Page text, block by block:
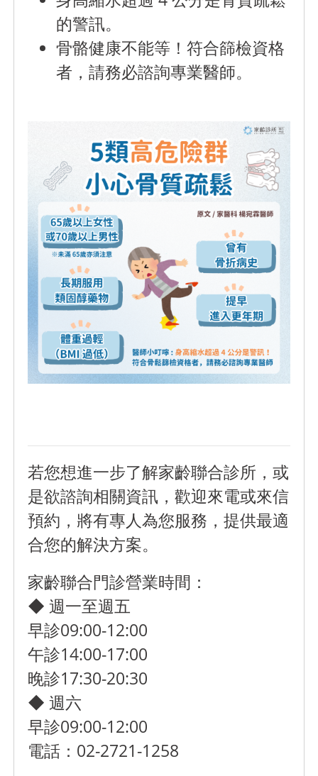
的警訊。
骨骼健康不能等！符合篩檢資格
者，請務必諮詢專業醫師。
若您想進一步了解家齡聯合診所，或
是欲諮詢相關資訊，歡迎來電或來信
預約，將有專人為您服務，提供最適
合您的解決方案。
家齡聯合門診營業時間：
◆ 週一至週五
早診09:00-12:00
午診14:00-17:00
晚診17:30-20:30
◆ 週六
早診09:00-12:00
電話：02-2721-1258